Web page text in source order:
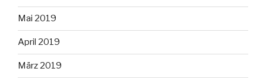
Mai 2019
April 2019
März 2019